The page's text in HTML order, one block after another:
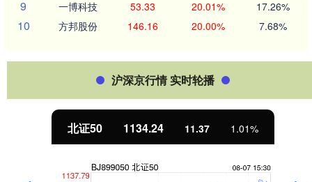
9 一博科技 53.33 20.01% 17.26%
10 方邦股份 146.16 20.00% 7.68%
沪深京行情 实时轮播
北证50 1134.24 11.37 1.01%